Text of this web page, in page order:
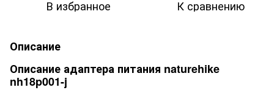
В избранное К сравнению
Описание
Описание адаптера питания naturehike
nh18p001-j